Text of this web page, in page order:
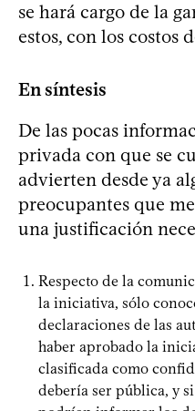
se hará cargo de la
estos, con los costos
En síntesis
De las pocas
privada con que se
advierten desde ya
preocupantes que
una justificación
Respecto de la
la iniciativa, sólo
declaraciones de las
haber aprobado la
clasificada como
debería ser pública, y